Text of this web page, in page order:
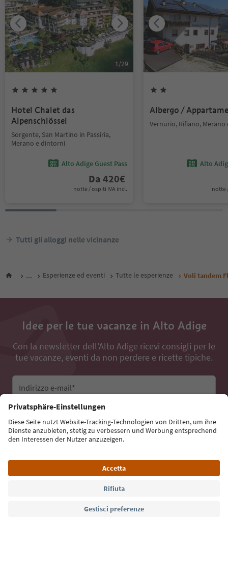
1/29
Hotel Chalet das
Alpenschlössel
Sorgente, San Martino in Passiria,
Merano e dintorni
Alto Adige Guest Pass
Da 420€
notte / ospiti IVA incl.
Albergo /
Vernurio, Rifiano,
Alto
notte
Tutti gli alloggi nelle vicinanze
... Esperienze ed eventi Tutte le esperienze Voli tandem
Idee per le tue vacanze in Alto Adige
Con la newsletter dell’Alto Adige ricevi consigli per le
tue vacanze, eventi da non perdere e ricette tipiche.
Indirizzo e-mail*
Iscriviti alla newsletter